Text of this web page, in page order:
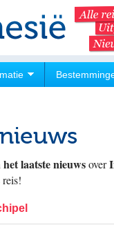
het laatste nieuwsover